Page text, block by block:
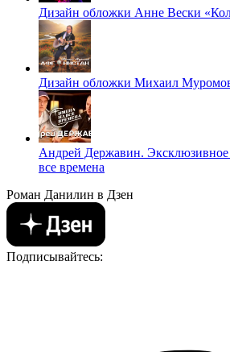
Дизайн обложки Анне Вески
Дизайн обложки Михаил
Андрей Державин.
все времена
Роман Данилин в Дзен
Подписывайтесь: